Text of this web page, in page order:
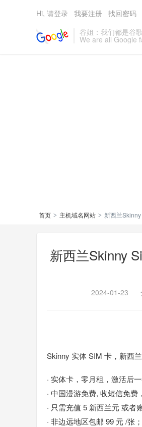
谷姐：我们都是谷
We are all Google
Hi, 请登录 我要注册 找回密码
首页 > 主机域名网站 > 新西兰
新西兰Skinny
2024-01-23
Skinny 实体 SIM 卡，新西
· 实体卡，零月租，激活后
· 中国漫游免费, 收短信免费
· 只需充值 5 新西兰元 或者
· 非边远地区包邮 99 元 /张；